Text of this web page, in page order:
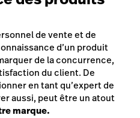
de vente et de
d’un produit
de la concurrence,
du client. De
en tant qu’expert de
aussi, peut être un atout
marque.